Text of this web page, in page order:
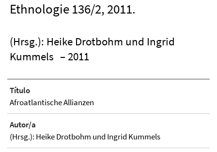
Ethnologie 136/2, 2011.
(Hrsg.): Heike Drotbohm und Ingrid
Kummels – 2011
Título
Afroatlantische Allianzen
Autor/a
(Hrsg.): Heike Drotbohm und Ingrid Kummels